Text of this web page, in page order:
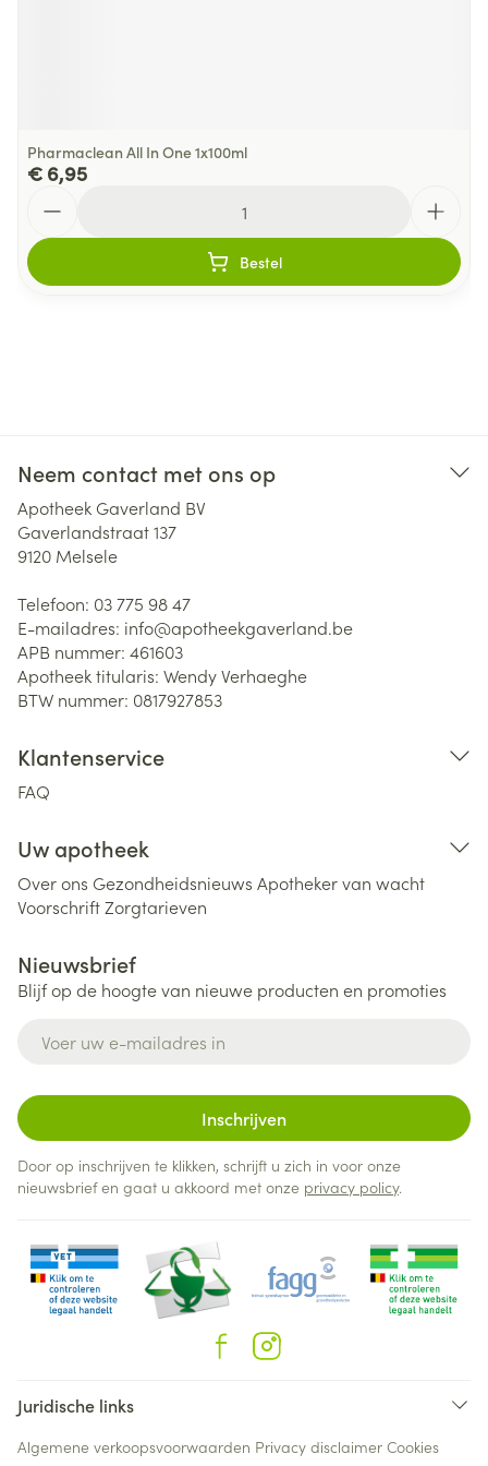
Pharmaclean All In One 1x100ml
€ 6,95
Bestel
Neem contact met ons op
Apotheek Gaverland BV
Gaverlandstraat 137
9120 Melsele
Telefoon: 03 775 98 47
E-mailadres: info@apotheekgaverland.be
APB nummer: 461603
Apotheek titularis: Wendy Verhaeghe
BTW nummer: 0817927853
Klantenservice
FAQ
Uw apotheek
Over ons Gezondheidsnieuws Apotheker van wacht
VoorschriftZorgtarieven
Nieuwsbrief
Blijf op de hoogte van nieuwe producten en promoties
Inschrijven
Door op inschrijven te klikken, schrijft u zich in voor onze
nieuwsbrief en gaat u akkoord met onze privacy policy.
Juridische links
Algemene verkoopsvoorwaarden Privacy disclaimer Cookies